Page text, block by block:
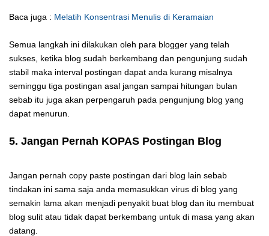
Baca juga : Melatih Konsentrasi Menulis di Keramaian
Semua langkah ini dilakukan oleh para blogger yang telah
sukses, ketika blog sudah berkembang dan pengunjung sudah
stabil maka interval postingan dapat anda kurang misalnya
seminggu tiga postingan asal jangan sampai hitungan bulan
sebab itu juga akan perpengaruh pada pengunjung blog yang
dapat menurun.
5. Jangan Pernah KOPAS Postingan Blog
Jangan pernah copy paste postingan dari blog lain sebab
tindakan ini sama saja anda memasukkan virus di blog yang
semakin lama akan menjadi penyakit buat blog dan itu membuat
blog sulit atau tidak dapat berkembang untuk di masa yang akan
datang.